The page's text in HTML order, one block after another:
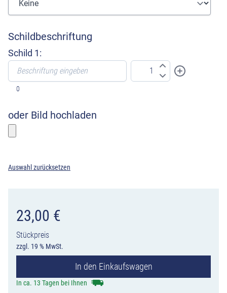
Schildbeschriftung
Schild 1:
0
oder Bild hochladen
Auswahl zurücksetzen
23,00 €
Stückpreis
zzgl. 19 % MwSt.
In den Einkaufswagen
In ca. 13 Tagen bei Ihnen